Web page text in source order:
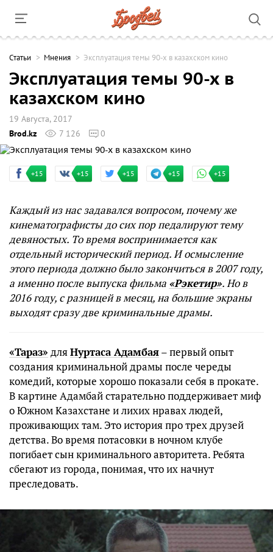
Cтатьи Мнения Эксплуатация темы 90-х в казахском кино
Эксплуатация темы 90-х в
казахском кино
19 Августа, 2017
Brod.kz
7 126 0
+15 +15 +15 +15 +15
Каждый из нас задавался вопросом, почему же
кинематографисты до сих пор педалируют тему
девяностых. То время воспринимается как
отдельный исторический период. И осмысление
этого периода должно было закончиться в 2007 году,
а именно после выпуска фильма «Рэкетир». Но в
2016 году, с разницей в месяц, на большие экраны
выходят сразу две криминальные драмы.
«Тараз» дляНуртаса Адамбая– первый опыт
создания криминальной драмы после череды
комедий, которые хорошо показали себя в прокате.
В картине Адамбай старательно поддерживает миф
о Южном Казахстане и лихих нравах людей,
проживающих там. Это история про трех друзей
детства. Во время потасовки в ночном клубе
погибает сын криминального авторитета. Ребята
сбегают из города, понимая, что их начнут
преследовать.